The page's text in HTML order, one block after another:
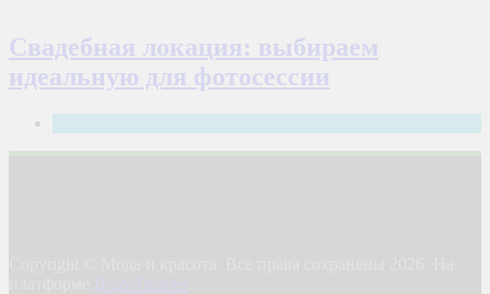
Свадебная локация: выбираем
идеальную для фотосессии
BlazeThemes